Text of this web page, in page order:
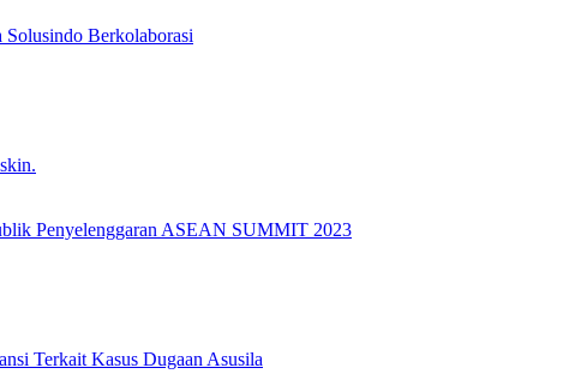
Berkolaborasi
Penyelenggaran ASEAN SUMMIT 2023
Terkait Kasus Dugaan Asusila